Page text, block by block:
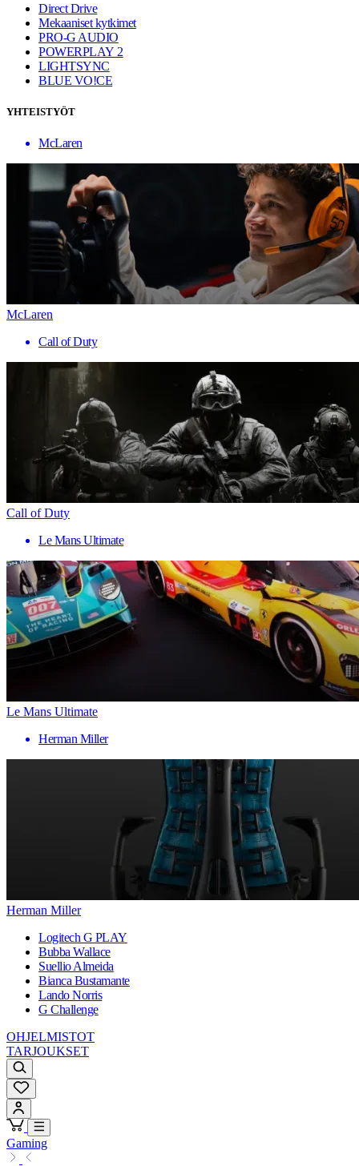
Direct Drive
Mekaaniset kytkimet
PRO-G AUDIO
POWERPLAY 2
LIGHTSYNC
BLUE VO!CE
YHTEISTYÖT
McLaren
McLaren
Call of Duty
Call of Duty
Le Mans Ultimate
Le Mans Ultimate
Herman Miller
Herman Miller
Logitech G PLAY
Bubba Wallace
Suellio Almeida
Bianca Bustamante
Lando Norris
G Challenge
OHJELMISTOT
TARJOUKSET
Gaming